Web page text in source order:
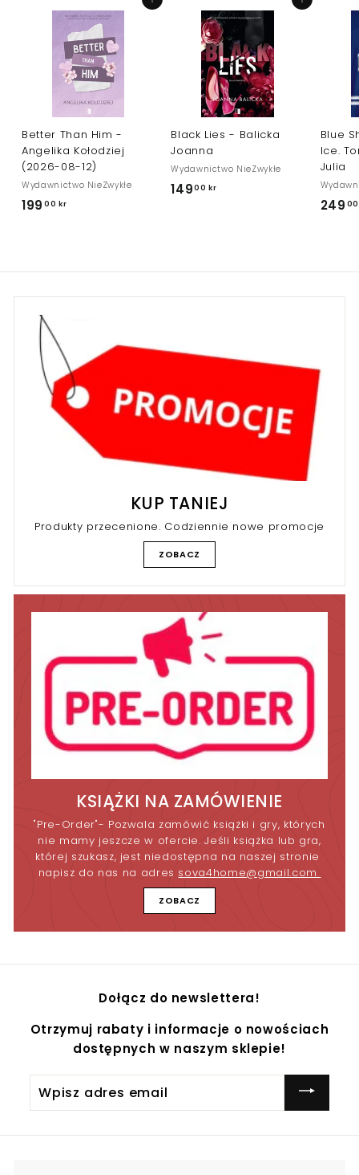
Dodaj do koszyka
Better Than Him -
Angelika Kołodziej
(2026-08-12)
Wydawnictwo NieZwykłe
199 00 kr
0
Dodaj do koszyka
Black Lies - Balicka
Joanna
Wydawnictwo NieZwykłe
14900 kr
Blue
Ice.
Julia
249
KUP TANIEJ
Produkty przecenione. Codziennie nowe promocje
ZOBACZ
KSIĄŻKI NA ZAMÓWIENIE
"Pre-Order"- Pozwala zamówić książki i gry, których
nie mamy jeszcze w ofercie. Jeśli książka lub gra,
której szukasz, jest niedostępna na naszej stronie
napisz do nas na adres sova4home@gmail.com
ZOBACZ
Dołącz do newslettera!
Otrzymuj rabaty i informacje o nowościach
dostępnych w naszym sklepie!
adres